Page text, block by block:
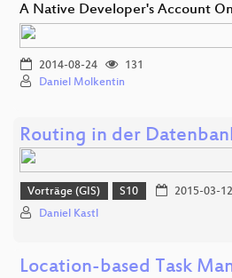
A Native Developer's Account
2014-08-24
131
Daniel Molkentin
Routing in der
Vorträge (GIS) S10 2015-03-12
Daniel Kastl
Location-based Task